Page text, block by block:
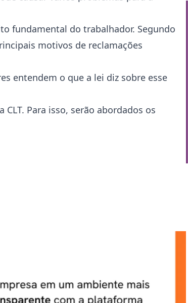
fundamental do trabalhador. Segundo
motivos de reclamações
entendem o que a lei diz sobre esse
Para isso, serão abordados os